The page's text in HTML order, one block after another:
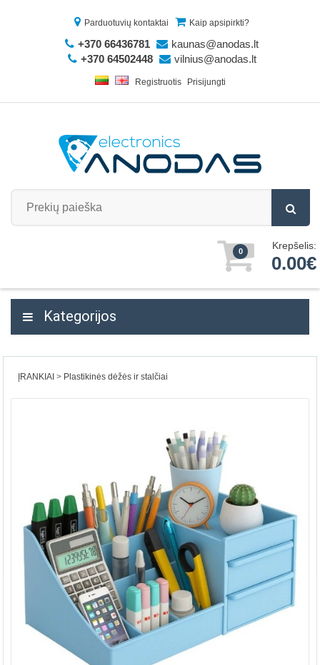
Parduotuvių kontaktai Kaip apsipirkti?
+370 66436781
kaunas@anodas.lt
+370 64502448
vilnius@anodas.lt
Registruotis Prisijungti
0 Krepšelis:
0.00€
Kategorijos
ĮRANKIAI Plastikinės dėžės ir stalčiai